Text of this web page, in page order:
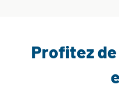
Profitez